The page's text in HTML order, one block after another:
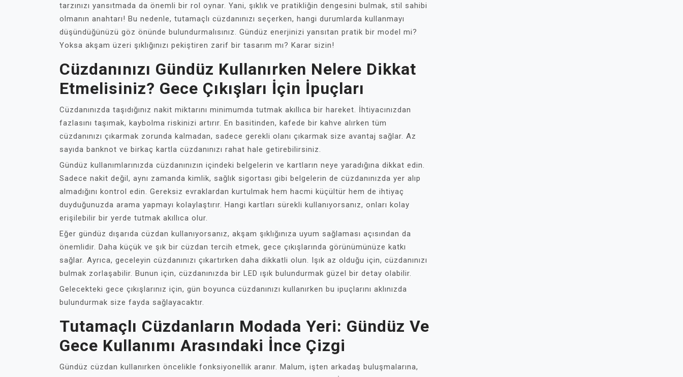
tarzınızı yansıtmada da önemli bir rol oynar. Yani, şıklık ve pratikliğin dengesini bulmak, stil sahibi
olmanın anahtarı! Bu nedenle, tutamaçlı cüzdanınızı seçerken, hangi durumlarda kullanmayı
düşündüğünüzü göz önünde bulundurmalısınız. Gündüz enerjinizi yansıtan pratik bir model mi?
Yoksa akşam üzeri şıklığınızı pekiştiren zarif bir tasarım mı? Karar sizin!
Cüzdanınızı Gündüz Kullanırken Nelere Dikkat
Etmelisiniz? Gece Çıkışları İçin İpuçları
Cüzdanınızda taşıdığınız nakit miktarını minimumda tutmak akıllıca bir hareket. İhtiyacınızdan
fazlasını taşımak, kaybolma riskinizi artırır. En basitinden, kafede bir kahve alırken tüm
cüzdanınızı çıkarmak zorunda kalmadan, sadece gerekli olanı çıkarmak size avantaj sağlar. Az
sayıda banknot ve birkaç kartla cüzdanınızı rahat hale getirebilirsiniz.
Gündüz kullanımlarınızda cüzdanınızın içindeki belgelerin ve kartların neye yaradığına dikkat edin.
Sadece nakit değil, aynı zamanda kimlik, sağlık sigortası gibi belgelerin de cüzdanınızda yer alıp
almadığını kontrol edin. Gereksiz evraklardan kurtulmak hem hacmi küçültür hem de ihtiyaç
duyduğunuzda arama yapmayı kolaylaştırır. Hangi kartları sürekli kullanıyorsanız, onları kolay
erişilebilir bir yerde tutmak akıllıca olur.
Eğer gündüz dışarıda cüzdan kullanıyorsanız, akşam şıklığınıza uyum sağlaması açısından da
önemlidir. Daha küçük ve şık bir cüzdan tercih etmek, gece çıkışlarında görünümünüze katkı
sağlar. Ayrıca, geceleyin cüzdanınızı çıkartırken daha dikkatli olun. Işık az olduğu için, cüzdanınızı
bulmak zorlaşabilir. Bunun için, cüzdanınızda bir LED ışık bulundurmak güzel bir detay olabilir.
Gelecekteki gece çıkışlarınız için, gün boyunca cüzdanınızı kullanırken bu ipuçlarını aklınızda
bulundurmak size fayda sağlayacaktır.
Tutamaçlı Cüzdanların Modada Yeri: Gündüz Ve
Gece Kullanımı Arasındaki İnce Çizgi
Gündüz cüzdan kullanırken öncelikle fonksiyonellik aranır. Malum, işten arkadaş buluşmalarına,